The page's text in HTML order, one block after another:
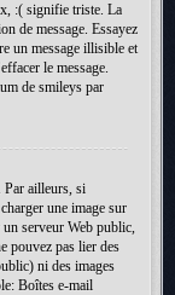
:( signifie triste. La
de message. Essayez
un message illisible et
le message.
de smileys par
Par ailleurs, si
une image sur
serveur Web public,
pouvez pas lier des
ni des images
Boîtes e-mail